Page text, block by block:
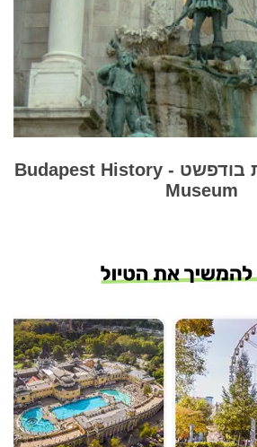
המוזיאון לתולדות בודפשט - Budapest History
Museum